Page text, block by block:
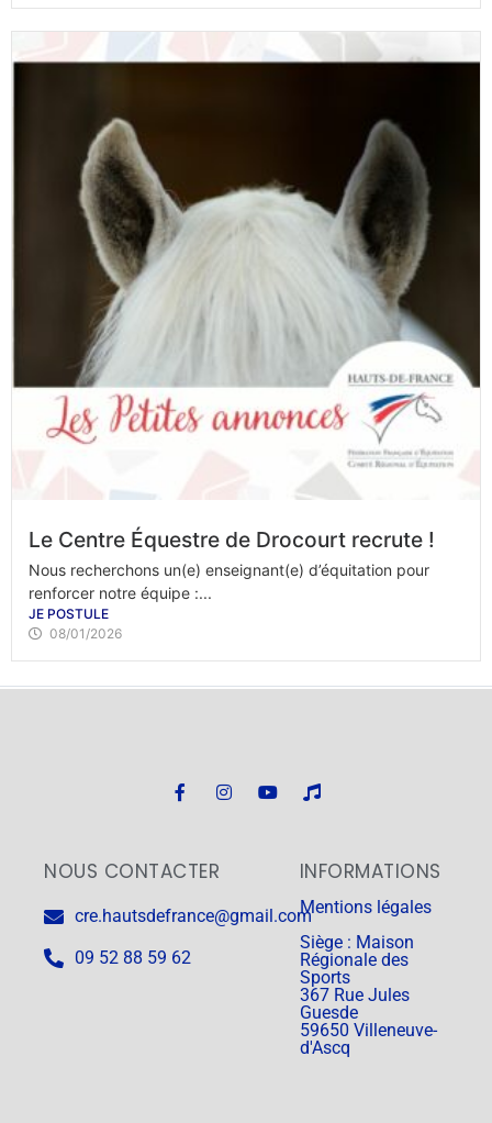
Le Centre Équestre de Drocourt recrute !
Nous recherchons un(e) enseignant(e) d’équitation pour
renforcer notre équipe :...
JE POSTULE
08/01/2026
NOUS CONTACTER
cre.hautsdefrance@gmail.com
09 52 88 59 62
INFORMATIONS
Mentions légales
Siège : Maison
Régionale des
Sports
367 Rue Jules
Guesde
59650 Villeneuve-
d'Ascq